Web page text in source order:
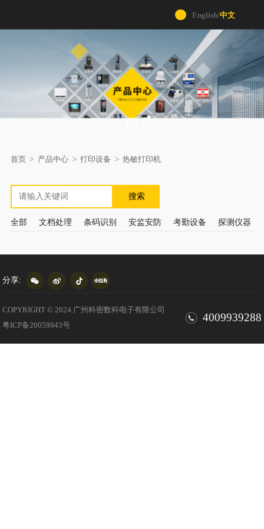
English/中文
首页 > 产品中心 > 打印设备 > 热敏打印机
搜索
全部 文档处理 条码识别 安监安防 考勤设备 探测仪器
分享:
COPYRIGHT © 2024 广州科密数科电子有限公司
粤ICP备20059943号
4009939288